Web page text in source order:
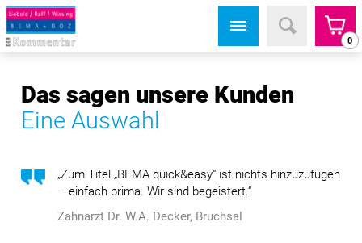
0
Das sagen unsere Kunden
Eine Auswahl
„Zum Titel „BEMA quick&easy“ ist nichts hinzuzufügen
– einfach prima. Wir sind begeistert.“
Zahnarzt Dr. W.A. Decker, Bruchsal